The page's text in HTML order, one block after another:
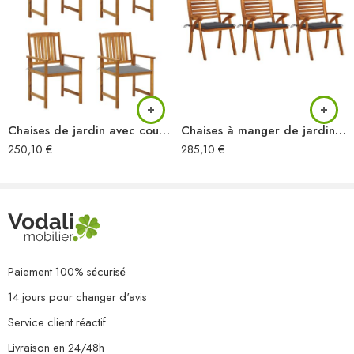
Chaises de jardin avec coussins lot de 4 Bois d’acacia massif
250,10 €
Chaises à manger de jardin avec coussins lot de 3 Acacia massif
285,10 €
Paiement 100% sécurisé
14 jours pour changer d'avis
Service client réactif
Livraison en 24/48h